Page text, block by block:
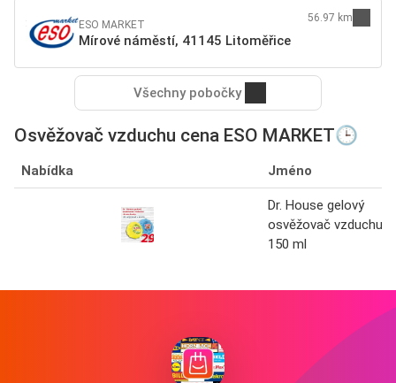
ESO MARKET
Mírové náměstí, 41145 Litoměřice
56.97 km
Všechny pobočky
Osvěžovač vzduchu cena ESO MARKET🕒
Nabídka Jméno
Dr. House gelový
osvěžovač vzduchu
150 ml